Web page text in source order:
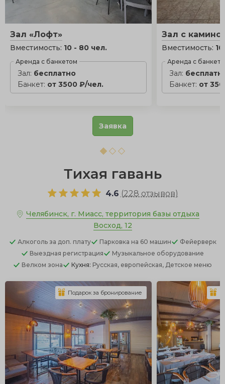
Зал «Лофт»
Вместимость: 10 - 80 чел.
Аренда с банкетом
Зал: бесплатно
Банкет: от 3500 ₽/чел.
Зал с
Вместимость:
Аренда с
Зал:
Банкет: от
Заявка
Тихая гавань
4.6 (228 отзывов)
Челябинск, г. Миасс, территория базы отдыха
Восход, 12
Алкоголь за доп. плату Парковка на 60 машин
Фейерверк
Выездная регистрация
Музыкальное оборудование
Велком зона
Кухня: Русская, европейская, Детское меню
Подарок за бронирование